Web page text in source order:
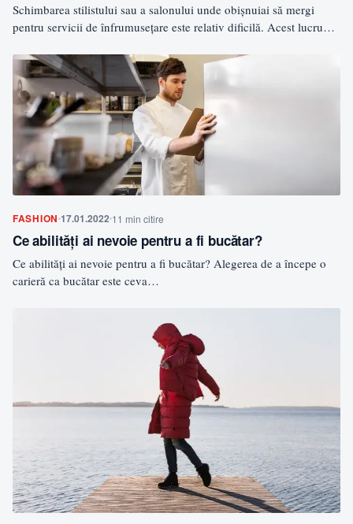
Schimbarea stilistului sau a salonului unde obișnuiai să mergi
pentru servicii de înfrumusețare este relativ dificilă. Acest lucru…
FASHION17.01.2022 11 min citire
Ce abilități ai nevoie pentru a fi bucătar?
Ce abilități ai nevoie pentru a fi bucătar? Alegerea de a începe o
carieră ca bucătar este ceva…